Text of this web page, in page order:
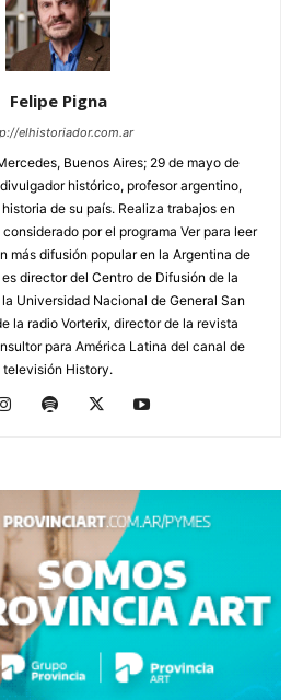
Felipe Pigna
elhistoriador.com.ar
Buenos Aires; 29 de mayo de
histórico, profesor argentino,
de su país. Realiza trabajos en
por el programa Ver para leer
más difusión popular en la Argentina de
director del Centro de Difusión de la
Universidad Nacional de General San
la radio Vorterix, director de la revista
para América Latina del canal de
televisión History.